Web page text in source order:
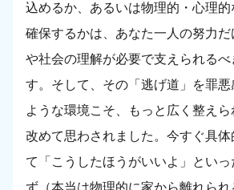
込めるか、あるいは物理的・心理的
確保するかは、あなた一人の努力だ
や社会の理解が必要で支えられるべ
す。そして、その「逃げ道」を罪
ような環境こそ、もっと広く整え
改めて思わされました。今すぐ具
て「こうしたほうがいいよ」といっ